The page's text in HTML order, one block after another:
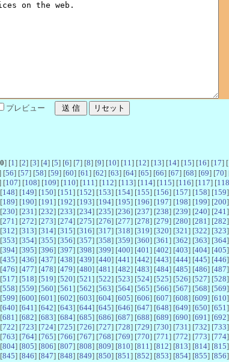
プレビュー
0] [1 ] [2] [3] [4] [5] [6] [7] [8] [9] [10] [11 ] [12] [13] [14] [15] [16] [17] [
[56] [57] [58] [59] [60] [61 ] [62] [63] [64] [65] [66] [67] [68] [69] [70]
[107] [108] [109] [110] [111 ] [112] [113] [114] [115] [116] [117] [118
148] [149] [150] [151 ] [152] [153] [154] [155] [156] [157] [158] [159
189] [190] [191 ] [192] [193] [194] [195] [196] [197] [198] [199] [200
230] [231 ] [232] [233] [234] [235] [236] [237] [238] [239] [240] [241
271 ] [272] [273] [274] [275] [276] [277] [278] [279] [280] [281 ] [282
312] [313] [314] [315] [316] [317] [318] [319] [320] [321 ] [322] [323
353] [354] [355] [356] [357] [358] [359] [360] [361 ] [362] [363] [364
394] [395] [396] [397] [398] [399] [400] [401 ] [402] [403] [404] [405
435] [436] [437] [438] [439] [440] [441 ] [442] [443] [444] [445] [446
476] [477] [478] [479] [480] [481 ] [482] [483] [484] [485] [486] [487
517] [518] [519] [520] [521 ] [522] [523] [524] [525] [526] [527] [528
558] [559] [560] [561 ] [562] [563] [564] [565] [566] [567] [568] [569
599] [600] [601 ] [602] [603] [604] [605] [606] [607] [608] [609] [610
640] [641 ] [642] [643] [644] [645] [646] [647] [648] [649] [650] [651
681 ] [682] [683] [684] [685] [686] [687] [688] [689] [690] [691 ] [692
722] [723] [724] [725] [726] [727] [728] [729] [730] [731 ] [732] [733
763] [764] [765] [766] [767] [768] [769] [770] [771 ] [772] [773] [774
804] [805] [806] [807] [808] [809] [810] [811 ] [812] [813] [814] [815
845] [846] [847] [848] [849] [850] [851 ] [852] [853] [854] [855] [856